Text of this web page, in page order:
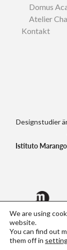
Domus
Atelier
Kontakt
Designstudier
Istituto
We are using
website.
You can find out
them off in